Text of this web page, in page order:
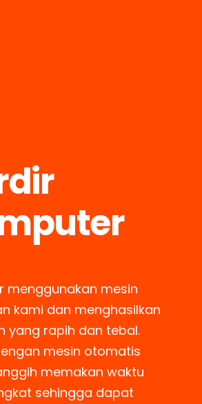
menggunakan mesin
kami dan menghasilkan
yang rapih dan tebal.
mesin otomatis
memakan waktu
sehingga dapat